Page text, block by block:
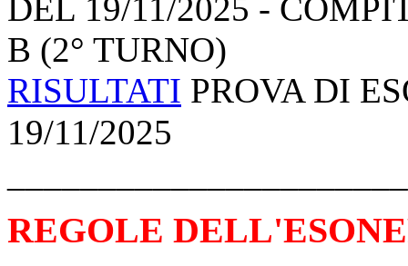
DEL 19/11/2025 -
B (2° TURNO)
RISULTATI PROVA DI
19/11/2025
REGOLE